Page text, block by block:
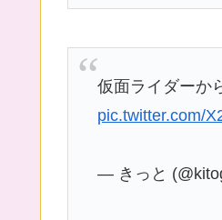
pic.twitter.com/